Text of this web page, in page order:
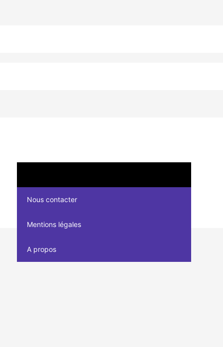
Nous contacter
Mentions légales
A propos